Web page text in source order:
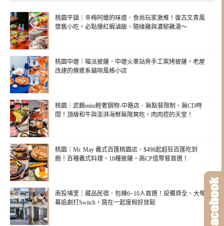
桃園平鎮｜辛梅阿嬤的味道．食尚玩家激推！復古文青風
懷舊小吃，必點爆紅蝦滷飯、隨緣雞與濃郁雞湯～
桃園中壢｜喵派披薩．中壢火車站旁手工窯烤披薩，老屋
改建的療癒系貓咪風格小店
桃園｜武鶴mini輕奢鍋物-中路店．無點餐限制、無CD時
間！頂級和牛與澎湃海鮮無限爽吃，肉肉控的天堂！
桃園｜Mr. May 義式百匯桃園店．$498起超狂百匯吃到
飽！百種義式料理、18種披薩，高CP值聚餐首選！
南投埔里｜藏品民宿．包棟6~10人首選！設備齊全、大螢
幕追劇打Switch，窩在一起度假好放鬆